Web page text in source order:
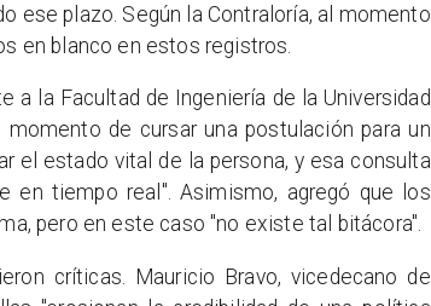
ese plazo. Según la Contraloría, al momento
en blanco en estos registros.
a la Facultad de Ingeniería de la Universidad
de cursar una postulación para un
el estado vital de la persona, y esa consulta
en tiempo real". Asimismo, agregó que los
pero en este caso "no existe tal bitácora".
críticas. Mauricio Bravo, vicedecano de